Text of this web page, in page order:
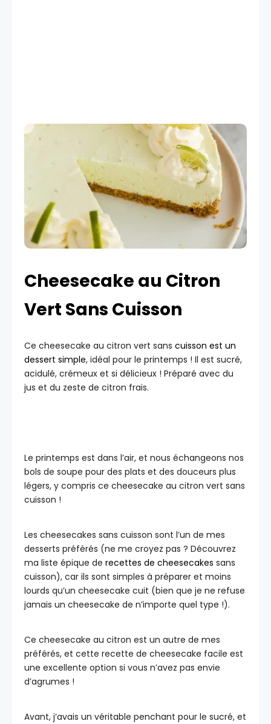
Cheesecake au Citron
Vert Sans Cuisson
Ce cheesecake au citron vert sans cuisson est un
dessert simple, idéal pour le printemps ! Il est sucré,
acidulé, crémeux et si délicieux ! Préparé avec du
jus et du zeste de citron frais.
Le printemps est dans l’air, et nous échangeons nos
bols de soupe pour des plats et des douceurs plus
légers, y compris ce cheesecake au citron vert sans
cuisson !
Les cheesecakes sans cuisson sont l’un de mes
desserts préférés (ne me croyez pas ? Découvrez
ma liste épique de recettes de cheesecakes sans
cuisson), car ils sont simples à préparer et moins
lourds qu’un cheesecake cuit (bien que je ne refuse
jamais un cheesecake de n’importe quel type !).
Ce cheesecake au citron est un autre de mes
préférés, et cette recette de cheesecake facile est
une excellente option si vous n’avez pas envie
d’agrumes !
Avant, j’avais un véritable penchant pour le sucré, et